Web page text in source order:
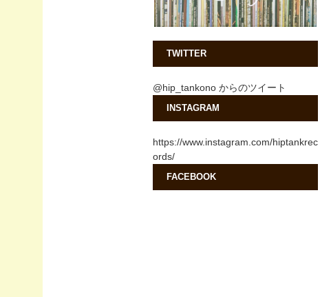
TWITTER
@hip_tankono からのツイート
INSTAGRAM
https://www.instagram.com/hiptankrec
ords/
FACEBOOK